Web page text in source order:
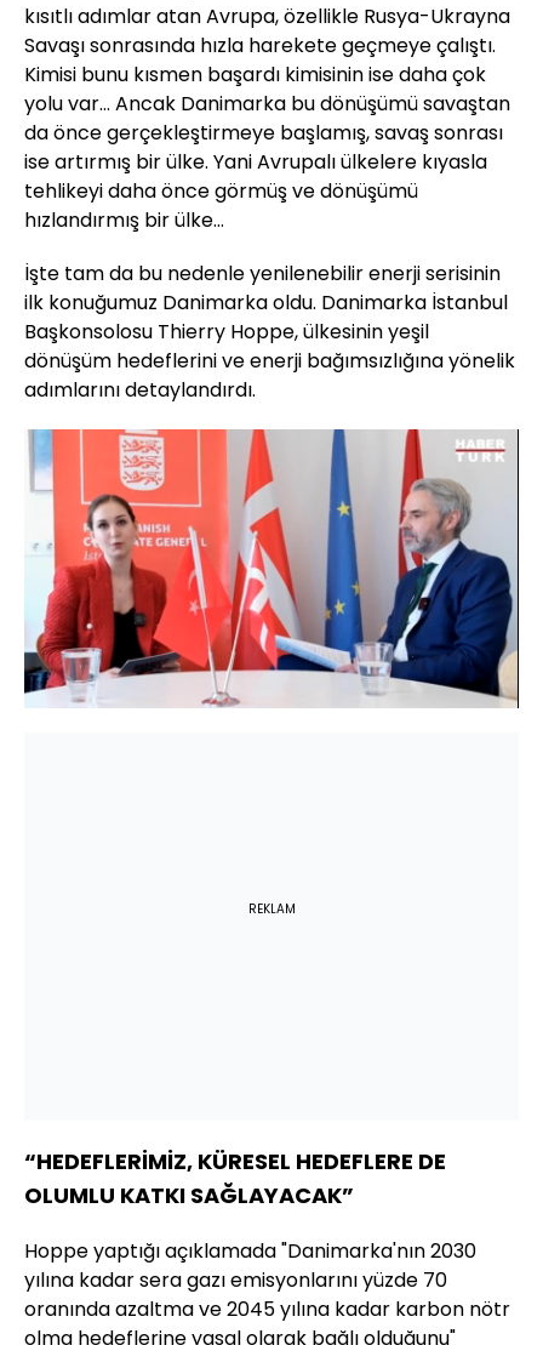
kısıtlı adımlar atan Avrupa, özellikle Rusya-Ukrayna
Savaşı sonrasında hızla harekete geçmeye çalıştı.
Kimisi bunu kısmen başardı kimisinin ise daha çok
yolu var… Ancak Danimarka bu dönüşümü savaştan
da önce gerçekleştirmeye başlamış, savaş sonrası
ise artırmış bir ülke. Yani Avrupalı ülkelere kıyasla
tehlikeyi daha önce görmüş ve dönüşümü
hızlandırmış bir ülke…
İşte tam da bu nedenle yenilenebilir enerji serisinin
ilk konuğumuz Danimarka oldu. Danimarka İstanbul
Başkonsolosu Thierry Hoppe, ülkesinin yeşil
dönüşüm hedeflerini ve enerji bağımsızlığına yönelik
adımlarını detaylandırdı.
Aç
Yüklendi :
3.35%
Oynatma
Hızı
REKLAM
“HEDEFLERİMİZ, KÜRESEL HEDEFLERE DE
OLUMLU KATKI SAĞLAYACAK”
Hoppe yaptığı açıklamada "Danimarka'nın 2030
yılına kadar sera gazı emisyonlarını yüzde 70
oranında azaltma ve 2045 yılına kadar karbon nötr
olma hedeflerine yasal olarak bağlı olduğunu"